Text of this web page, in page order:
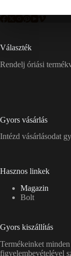
Választék
Rendelj óriási
Gyors vásárlás
Intézd vásárlásodat
Hasznos linkek
Magazin
Bolt
Gyors kiszállítás
Termékeinket
figyelembevételével